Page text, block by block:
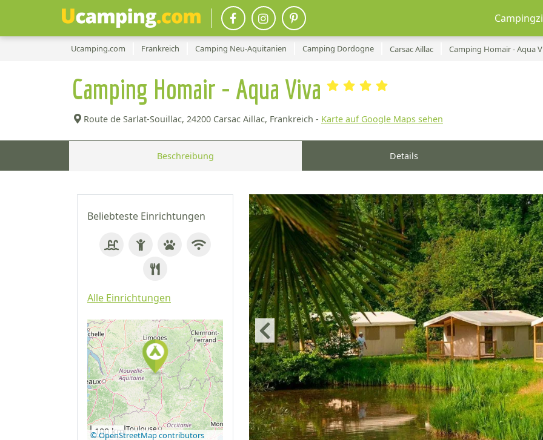
Ucamping.com Frankreich Camping Neu-Aquitanien Camping Dordogne Carsac Aillac Camping Homair - Aqua
Camping Homair - Aqua Viva
Route de Sarlat-Souillac, 24200 Carsac Aillac, Frankreich - Karte auf Google Maps sehen
Beschreibung Details
Beliebteste Einrichtungen
Alle Einrichtungen
Auf Google
Maps
anzeigen
100 km
© OpenStreetMap contributors